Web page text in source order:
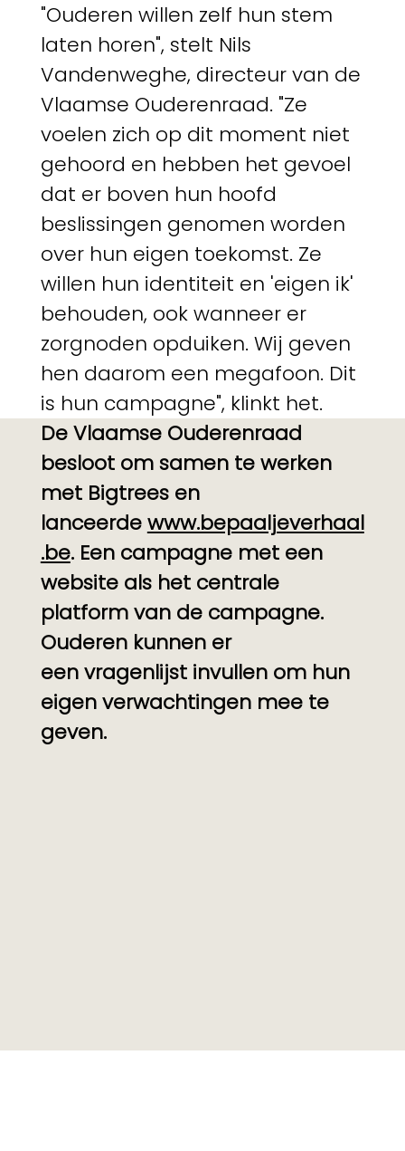
"Ouderen willen zelf hun stem
laten horen", stelt Nils
Vandenweghe, directeur van de
Vlaamse Ouderenraad. "Ze
voelen zich op dit moment niet
gehoord en hebben het gevoel
dat er boven hun hoofd
beslissingen genomen worden
over hun eigen toekomst. Ze
willen hun identiteit en 'eigen ik'
behouden, ook wanneer er
zorgnoden opduiken. Wij geven
hen daarom een megafoon. Dit
is hun campagne", klinkt het.
De Vlaamse Ouderenraad
besloot om samen te werken
met Bigtrees en
lanceerdewww.bepaaljeverhaal
.be. Een campagne met een
website als het centrale
platform van de campagne.
Ouderen kunnen er
een vragenlijst invullen om hun
eigen verwachtingen mee te
geven.